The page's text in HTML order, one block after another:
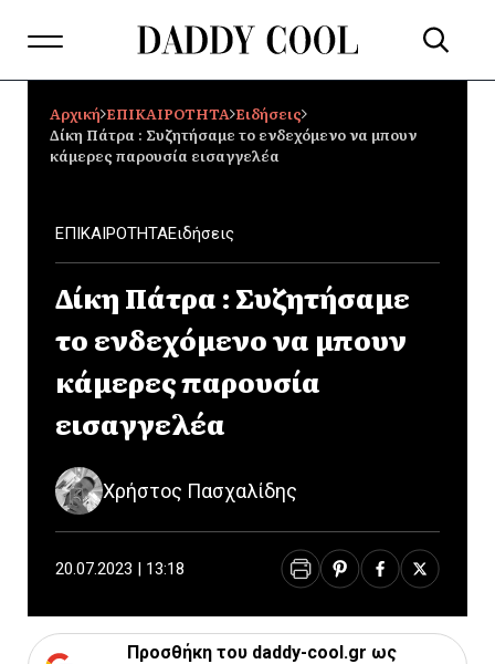
Αρχική ΕΠΙΚΑΙΡΟΤΗΤΑ Ειδήσεις
Δίκη Πάτρα : Συζητήσαμε το ενδεχόμενο να μπουν
κάμερες παρουσία εισαγγελέα
ΕΠΙΚΑΙΡΟΤΗΤΑΕιδήσεις
Δίκη Πάτρα : Συζητήσαμε
το ενδεχόμενο να μπουν
κάμερες παρουσία
εισαγγελέα
Χρήστος Πασχαλίδης
20.07.2023 | 13:18
Προσθήκη του daddy-cool.gr ως